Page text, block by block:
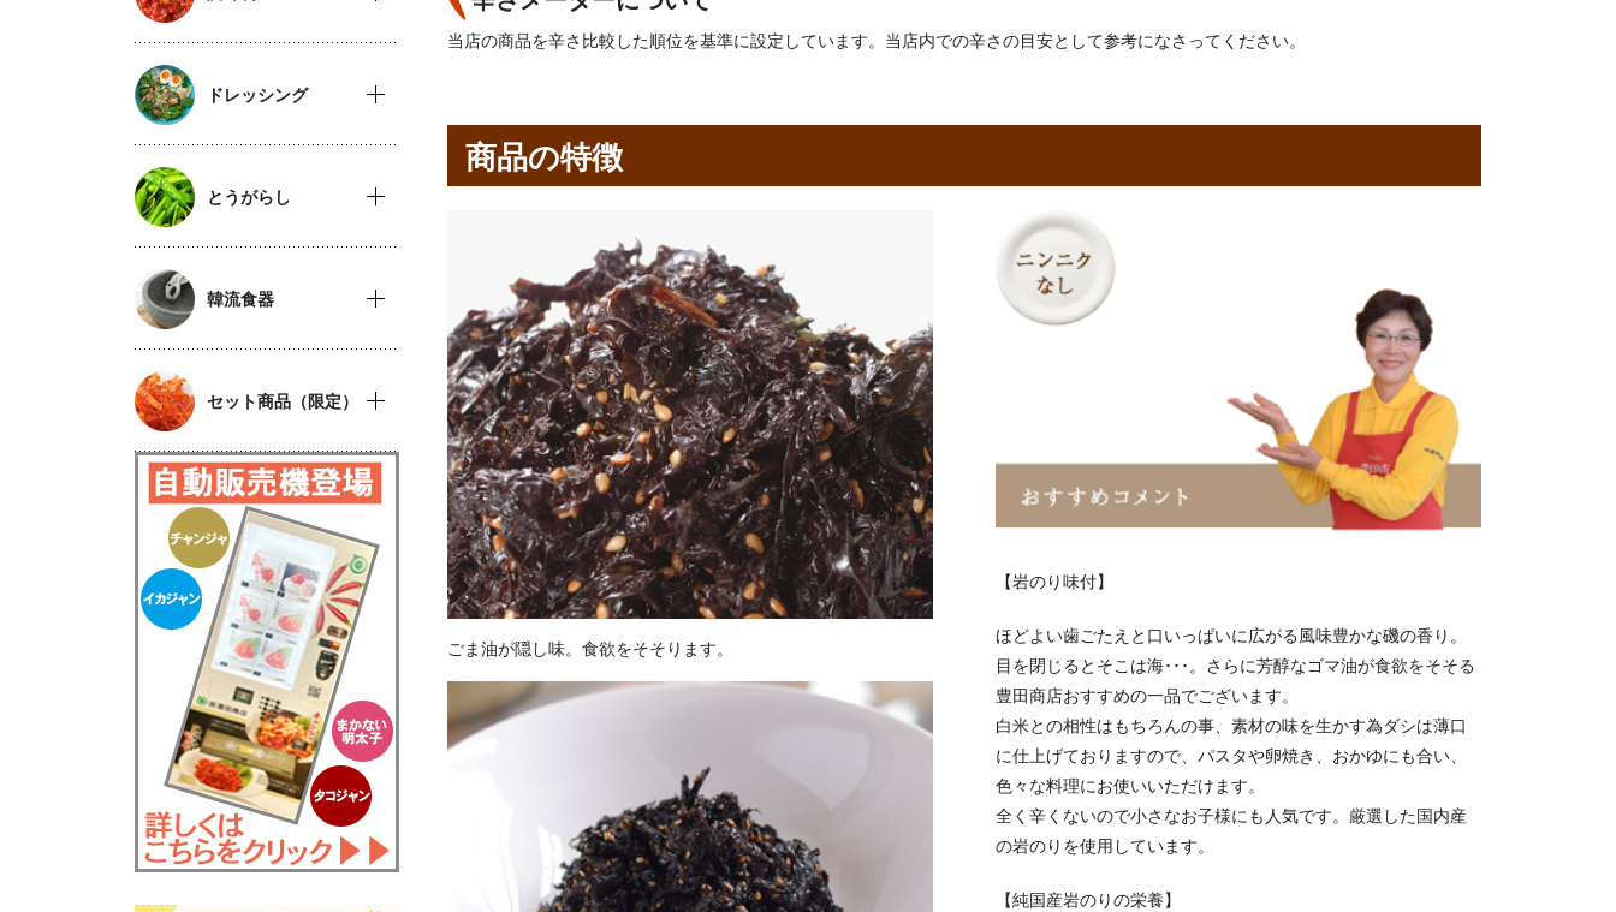
ドレッシング
とうがらし
韓流食器
セット商品（限定）
当店の商品を辛さ比較した順位を基準に設定しています。当店内での辛さの目安として参考になさってください。
商品の特徴
ごま油が隠し味。食欲をそそります。
【岩のり味付】
ほどよい歯ごたえと口いっぱいに広がる風味豊かな磯の香り。
目を閉じるとそこは海･･･。さらに芳醇なゴマ油が食欲をそそる
豊田商店おすすめの一品でございます。
白米との相性はもちろんの事、素材の味を生かす為ダシは薄口
に仕上げておりますので、パスタや卵焼き、おかゆにも合い、
色々な料理にお使いいただけます。
全く辛くないので小さなお子様にも人気です。厳選した国内産
の岩のりを使用しています。
【純国産岩のりの栄養】